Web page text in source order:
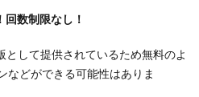
数制限なし！
として提供されているため無料のよ
などができる可能性はありま